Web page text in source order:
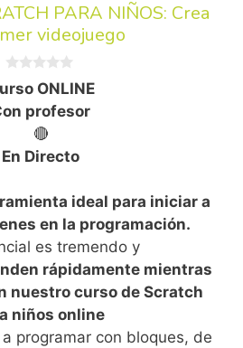
PARA NIÑOS: Crea
videojuego
d
e
5
ONLINE
profesor
🔴
En Directo
ideal para iniciar a
en la programación.
es tremendo y
rápidamente mientras
nuestro curso de Scratch
niños online
programar con bloques, de